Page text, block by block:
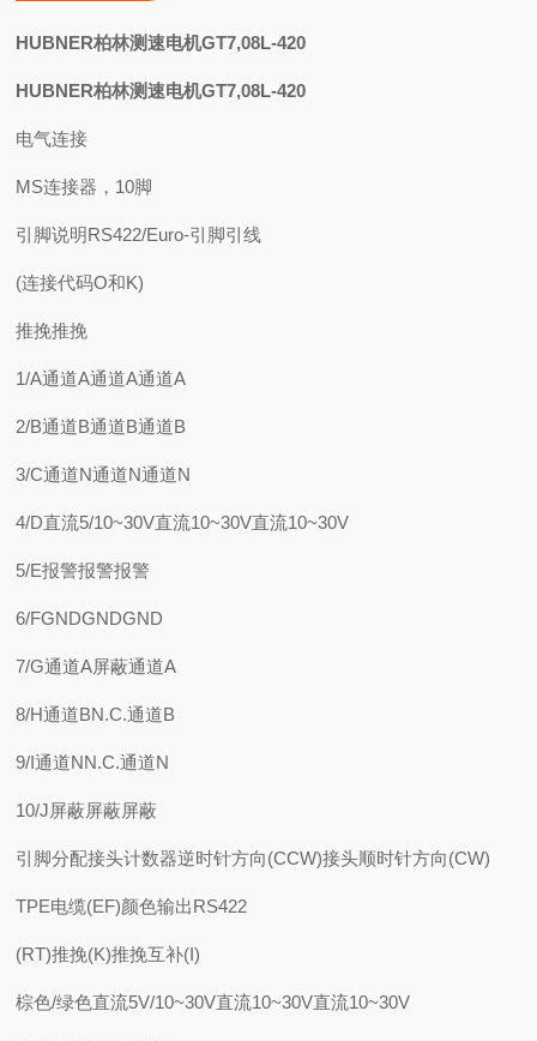
HUBNER柏林测速电机GT7,08L-420
HUBNER柏林测速电机GT7,08L-420
电气连接
MS连接器，10脚
引脚说明RS422/Euro-引脚引线
(连接代码O和K)
推挽推挽
1/A通道A通道A通道A
2/B通道B通道B通道B
3/C通道N通道N通道N
4/D直流5/10~30V直流10~30V直流10~30V
5/E报警报警报警
6/FGNDGNDGND
7/G通道A屏蔽通道A
8/H通道BN.C.通道B
9/I通道NN.C.通道N
10/J屏蔽屏蔽屏蔽
引脚分配接头计数器逆时针方向(CCW)接头顺时针方向(CW)
TPE电缆(EF)颜色输出RS422
(RT)推挽(K)推挽互补(I)
棕色/绿色直流5V/10~30V直流10~30V直流10~30V